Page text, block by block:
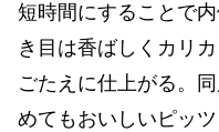
短時間にすることで
き目は香ばしくカリ
ごたえに仕上がる。
めてもおいしいピッ